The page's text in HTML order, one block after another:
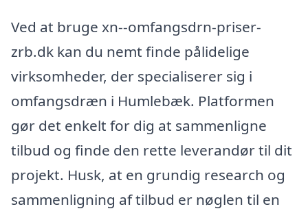
Ved at bruge xn--omfangsdrn-priser-
zrb.dk kan du nemt finde pålidelige
virksomheder, der specialiserer sig i
omfangsdræn i Humlebæk. Platformen
gør det enkelt for dig at sammenligne
tilbud og finde den rette leverandør til dit
projekt. Husk, at en grundig research og
sammenligning af tilbud er nøglen til en